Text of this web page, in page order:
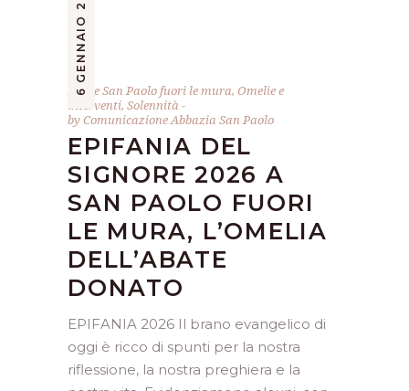
6 GENNAIO 2026
Abate San Paolo fuori le mura, Omelie e
interventi, Solennità
byComunicazione Abbazia San Paolo
EPIFANIA DEL
SIGNORE 2026 A
SAN PAOLO FUORI
LE MURA, L’OMELIA
DELL’ABATE
DONATO
EPIFANIA 2026 Il brano evangelico di
oggi è ricco di spunti per la nostra
riflessione, la nostra preghiera e la